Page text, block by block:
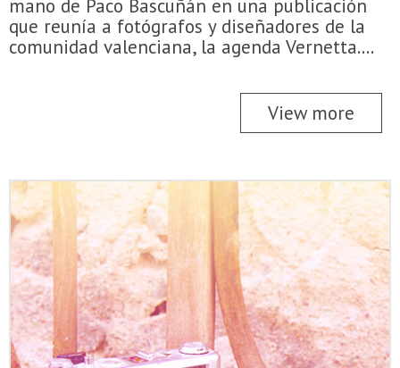
mano de Paco Bascuñán en una publicación
que reunía a fotógrafos y diseñadores de la
comunidad valenciana, la agenda Vernetta....
View more